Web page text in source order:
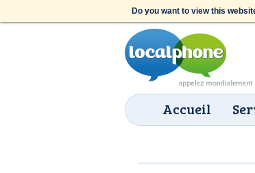
Do you want to view this
Accueil